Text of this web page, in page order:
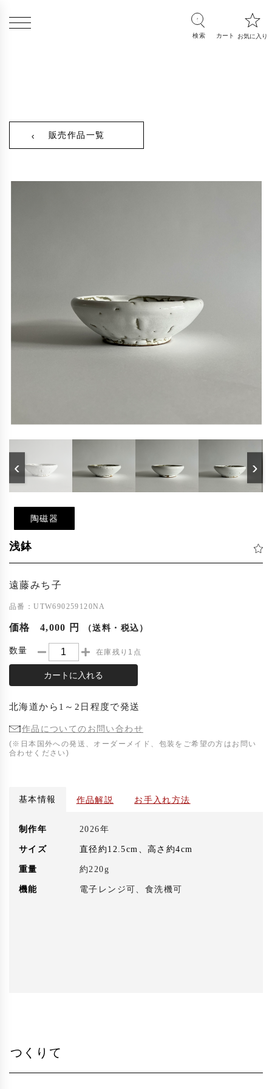
販売作品一覧
‹ ›
陶磁器
浅鉢
遠藤みち子
品番：UTW690259120NA
価格 4,000 円 （送料・税込）
数量 在庫残り1点
カートに入れる
北海道から 1～2日程度で発送
作品についてのお問い合わせ
(※日本国外への発送、オーダーメイド、包装をご希望の方はお問い
合わせください)
基本情報 作品解説 お手入れ方法
制作年 2026年
サイズ 直径約12.5cm、高さ約4cm
重量 約220g
機能 電子レンジ可、食洗機可
つくりて